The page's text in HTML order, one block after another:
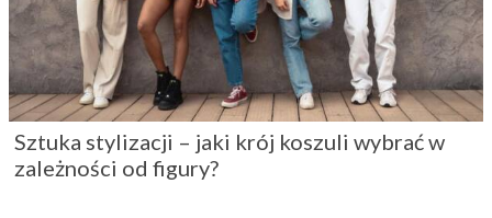
Sztuka stylizacji – jaki krój koszuli wybrać w
zależności od figury?